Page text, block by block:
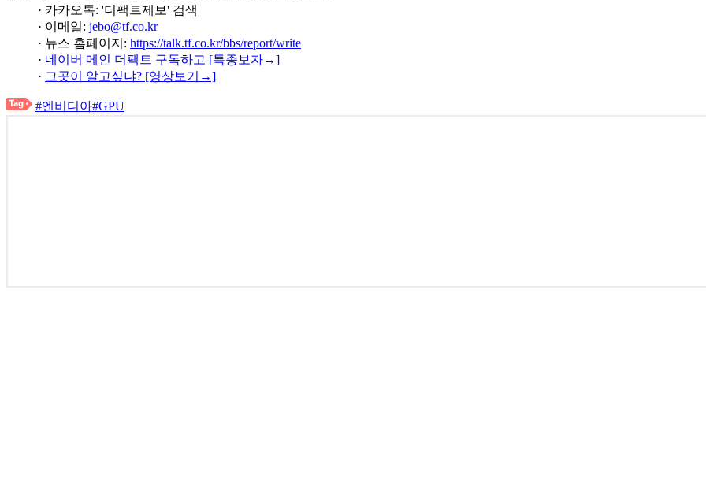
· 카카오톡: '더팩트제보' 검색
· 이메일: jebo@tf.co.kr
· 뉴스 홈페이지: https://talk.tf.co.kr/bbs/report/write
· 네이버 메인 더팩트 구독하고 [특종보자→]
· 그곳이 알고싶냐? [영상보기→]
#엔비디아#GPU